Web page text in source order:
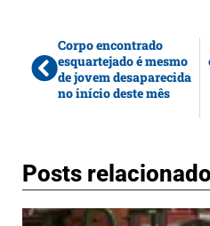
Corpo encontrado
esquartejado é mesmo
de jovem desaparecida
no início deste mês
Posts